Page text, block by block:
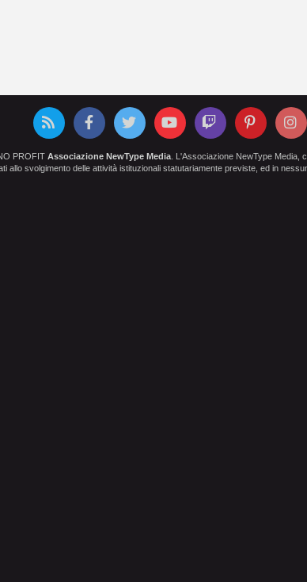
PROFIT Associazione NewType Media. L'Associazione NewType Media,
allo svolgimento delle attività istituzionali statutariamente previste, ed in